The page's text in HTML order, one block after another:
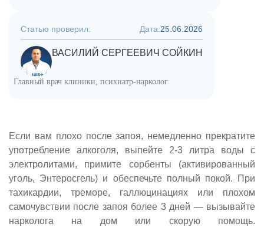
Статью проверил: Дата:25.06.2026
ВАСИЛИЙ СЕРГЕЕВИЧ СОЙКИН
Главный врач клиники, психиатр-нарколог
Если вам плохо после запоя, немедленно прекратите
употребление алкоголя, выпейте 2-3 литра воды с
электролитами, примите сорбенты (активированный
уголь, Энтеросгель) и обеспечьте полный покой. При
тахикардии, треморе, галлюцинациях или плохом
самочувствии после запоя более 3 дней — вызывайте
нарколога на дом или скорую помощь.